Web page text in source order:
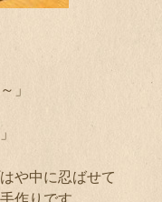
」
や中に忍ばせて
作りです。